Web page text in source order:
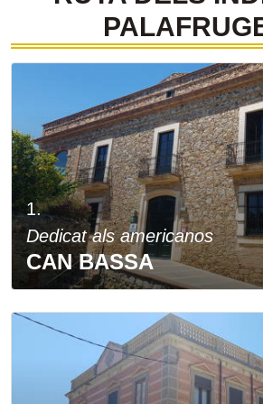
1.
Dedicat als americanos
CAN BASSA